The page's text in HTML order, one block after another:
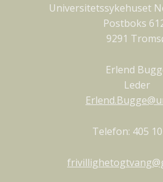
Universitetssykehuset
Postboks
9291
Erlend
Leder
Telefon: 405